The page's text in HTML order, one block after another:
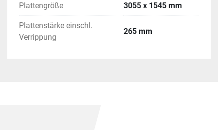
Plattengröße 3055 x 1545 mm
Plattenstärke einschl.
Verrippung
265 mm